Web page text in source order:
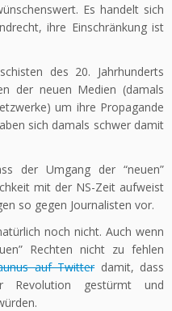
Es handelt sich
ihre Einschränkung ist
des 20. Jahrhunderts
der neuen Medien (damals
um ihre Propagande
sich damals schwer damit
der Umgang der “neuen”
mit der NS-Zeit aufweist
so gegen Journalisten vor.
noch nicht. Auch wenn
Rechten nicht zu fehlen
auf Twitterdamit, dass
Revolution gestürmt und